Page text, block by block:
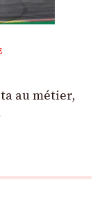
au métier,